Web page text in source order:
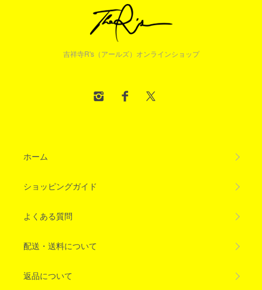
吉祥寺R's（アールズ）オンラインショップ
ホーム
ショッピングガイド
よくある質問
配送・送料について
返品について